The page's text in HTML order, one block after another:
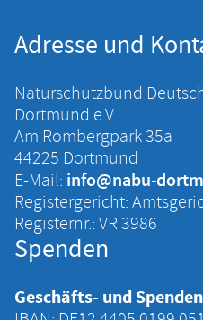
Adresse und
Naturschutzbund
Dortmund e.V.
Am Rombergpark 35a
44225 Dortmund
E-Mail: info@nabu-
Registergericht:
Registernr.: VR 3986
Spenden
Geschäfts- und